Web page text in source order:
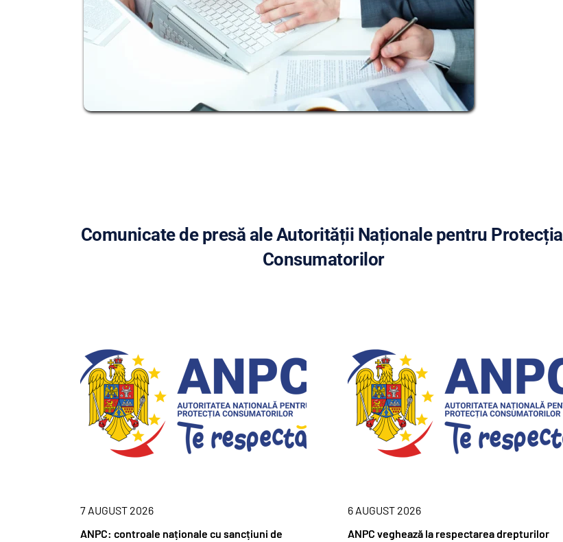
Comunicate de presă ale Autorității Naționale pentru Protecția
Consumatorilor
7 AUGUST 2026
ANPC: controale naționale cu sancțiuni de
6 AUGUST 2026
ANPC veghează la respectarea drepturilor